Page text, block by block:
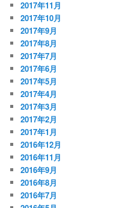
2017年11月
2017年10月
2017年9月
2017年8月
2017年7月
2017年6月
2017年5月
2017年4月
2017年3月
2017年2月
2017年1月
2016年12月
2016年11月
2016年9月
2016年8月
2016年7月